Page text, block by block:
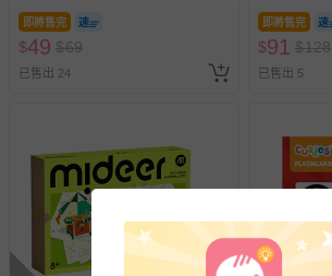
即將售完
$49 $69
已售出 24
即將售完
$91 $128
已售出 5